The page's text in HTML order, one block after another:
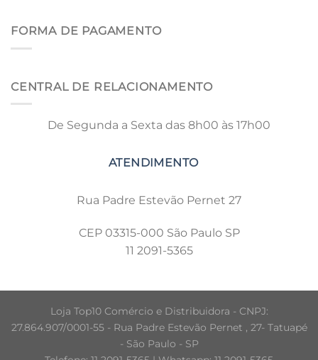
FORMA DE PAGAMENTO
CENTRAL DE RELACIONAMENTO
De Segunda a Sexta das 8h00 às 17h00
Rua Padre Estevão Pernet 27
CEP 03315-000 São Paulo SP
11 2091-5365
Loja Top10 Comércio e Distribuidora - CNPJ:
27.864.907/0001-55 - Rua Padre Estevão Pernet , 27- Tatuapé
- São Paulo - SP